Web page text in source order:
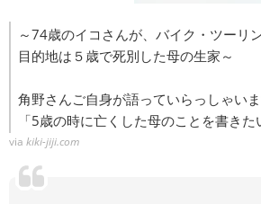
～74歳のイコさんが、バイク・ツーリ
目的地は５歳で死別した母の生家～
角野さんご自身が語っていらっしゃいま
「5歳の時に亡くした母のことを書きた
via kiki-jiji.com